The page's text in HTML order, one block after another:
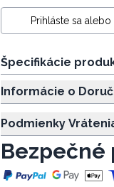
Prihláste sa
Špecifikácie
Informácie o
Podmienky
Bezpečné